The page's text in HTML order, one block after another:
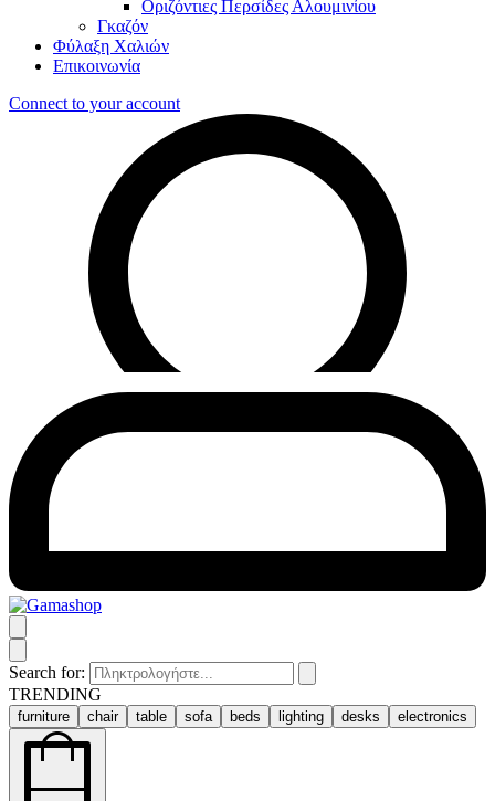
Οριζόντιες Περσίδες Αλουμινίου
Γκαζόν
Φύλαξη Χαλιών
Επικοινωνία
Connect to your account
Search for:
TRENDING
furniture chair table sofa beds lighting desks electronics